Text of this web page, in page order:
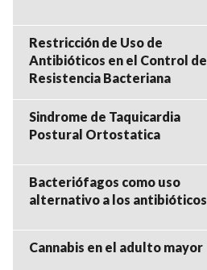
Restricción de Uso de
Antibióticos en el Control de
Resistencia Bacteriana
Sindrome de Taquicardia
Postural Ortostatica
Bacteriófagos como uso
alternativo a los antibióticos
Cannabis en el adulto mayor